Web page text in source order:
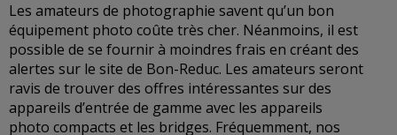
Les amateurs de photographie savent qu’un bon
équipement photo coûte très cher. Néanmoins, il est
possible de se fournir à moindres frais en créant des
alertes sur le site de Bon-Reduc. Les amateurs seront
ravis de trouver des offres intéressantes sur des
appareils d’entrée de gamme avec les appareils
photo compacts et les bridges. Fréquemment, nos